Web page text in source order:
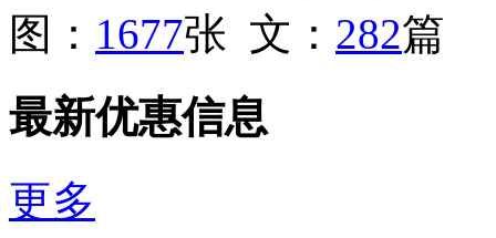
图： 1677张 文： 282篇
最新优惠信息
更多